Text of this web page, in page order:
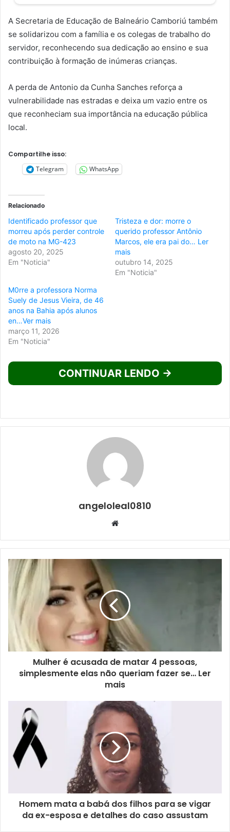
A Secretaria de Educação de Balneário Camboriú também
se solidarizou com a família e os colegas de trabalho do
servidor, reconhecendo sua dedicação ao ensino e sua
contribuição à formação de inúmeras crianças.
A perda de Antonio da Cunha Sanches reforça a
vulnerabilidade nas estradas e deixa um vazio entre os
que reconheciam sua importância na educação pública
local.
Compartilhe isso:
Telegram
WhatsApp
Relacionado
Identificado professor que
morreu após perder controle
de moto na MG-423
agosto 20, 2025
Em "Noticia"
Tristeza e dor: morre o
querido professor Antônio
Marcos, ele era pai do… Ler
mais
outubro 14, 2025
Em "Noticia"
M0rre a professora Norma
Suely de Jesus Vieira, de 46
anos na Bahia após alunos
en…Ver mais
março 11, 2026
Em "Noticia"
CONTINUAR LENDO →
angeloleal0810
Website
Mulher é acusada de matar 4 pessoas,
simplesmente elas não queriam fazer se… Ler
mais
Homem mata a babá dos filhos para se vigar
da ex-esposa e detalhes do caso assustam